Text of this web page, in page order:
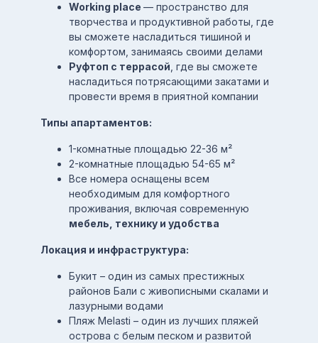
Working place — пространство для
творчества и продуктивной работы, где
вы сможете насладиться тишиной и
комфортом, занимаясь своими делами
Руфтоп с террасой , где вы сможете
насладиться потрясающими закатами и
провести время в приятной компании
Типы апартаментов:
1-комнатные площадью 22-36 м²
2-комнатные площадью 54-65 м²
Все номера оснащены всем
необходимым для комфортного
проживания, включая современную
мебель, технику и удобства
Локация и инфраструктура:
Букит – один из самых престижных
районов Бали с живописными скалами и
лазурными водами
Пляж Melasti – один из лучших пляжей
острова с белым песком и развитой